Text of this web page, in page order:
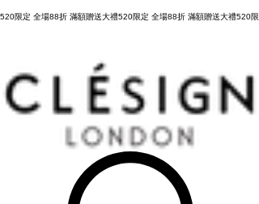
520限定 全場88折 滿額贈送大禮